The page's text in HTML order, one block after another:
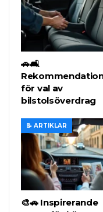
🚗🛋️
för val av
bilstolsöverdrag
📝 ARTIKLAR
🎨🚗 Inspirerande